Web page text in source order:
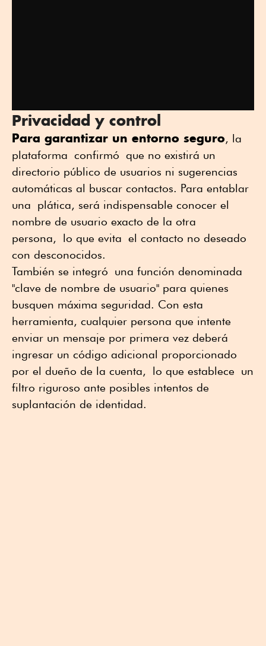
Privacidad y control
Para garantizar un entorno seguro, la
plataforma confirmó que no existirá un
directorio público de usuarios ni sugerencias
automáticas al buscar contactos. Para entablar
una plática, será indispensable conocer el
nombre de usuario exacto de la otra
persona, lo que evita el contacto no deseado
con desconocidos.
También se integró una función denominada
"clave de nombre de usuario" para quienes
busquen máxima seguridad. Con esta
herramienta, cualquier persona que intente
enviar un mensaje por primera vez deberá
ingresar un código adicional proporcionado
por el dueño de la cuenta, lo que establece un
filtro riguroso ante posibles intentos de
suplantación de identidad.